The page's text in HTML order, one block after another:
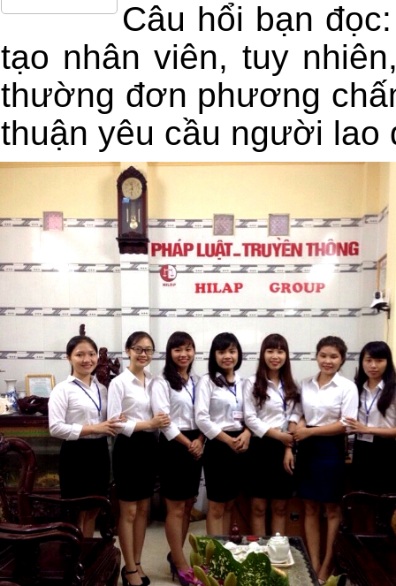
Câu hổi bạn
tạo nhân viên, tuy
thường đơn phương
thuận yêu cầu người lao